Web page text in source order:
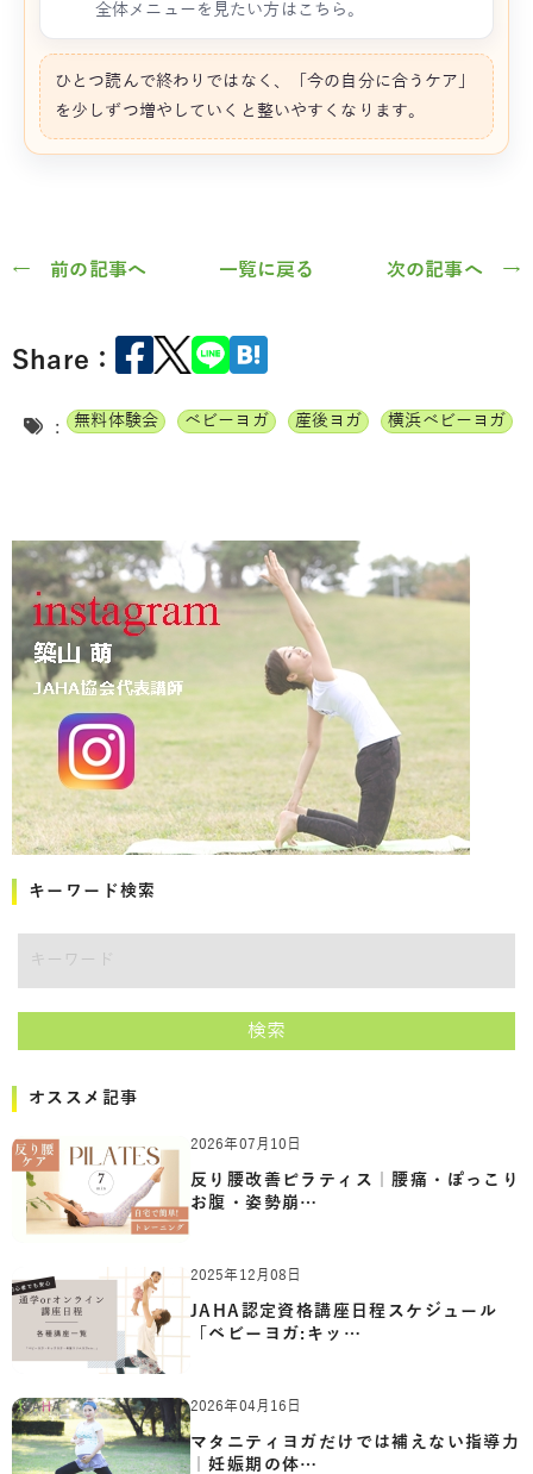
全体メニューを見たい方はこちら。
ひとつ読んで終わりではなく、「今の自分に合うケア」
を少しずつ増やしていくと整いやすくなります。
← 前の記事へ 一覧に戻る 次の記事へ →
Share：
: 無料体験会 ベビーヨガ 産後ヨガ 横浜ベビーヨガ
キーワード検索
検索
オススメ記事
2026年07月10日
反り腰改善ピラティス｜腰痛・ぽっこり
お腹・姿勢崩…
2025年12月08日
JAHA認定資格講座日程スケジュール
「ベビーヨガ:キッ…
2026年04月16日
マタニティヨガだけでは補えない指導力
｜妊娠期の体…